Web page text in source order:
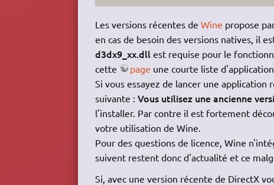
Les versions récentes de Wine propose
en cas de besoin des versions natives, il
d3dx9_xx.dll est requise pour le
cette
page une courte liste
Si vous essayez de lancer une
suivante : Vous utilisez une ancienne
l'installer. Par contre il est fortement
votre utilisation de Wine.
Pour des questions de licence, Wine
suivent restent donc d'actualité et ce
Si, avec une version récente de DirectX